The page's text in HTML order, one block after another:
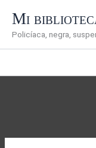
contenido
Mi
Policíaca, negra,